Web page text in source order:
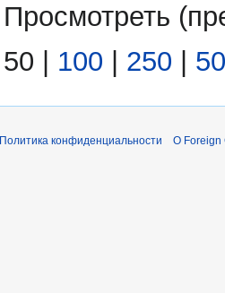
Просмотреть (
50
100 250
Политика конфиденциальности О Foreign